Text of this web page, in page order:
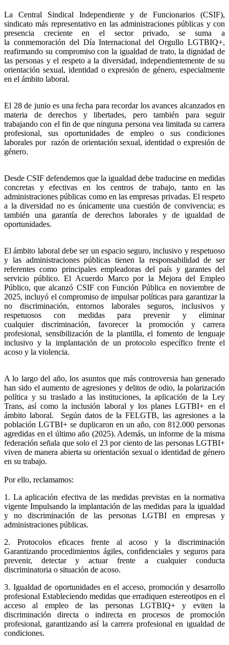
La Central Sindical Independiente y de Funcionarios (CSIF),
sindicato más representativo en las administraciones públicas y con
presencia creciente en el sector privado, se suma a
la conmemoración del Día Internacional del Orgullo LGTBIQ+,
reafirmando su compromiso con la igualdad de trato, la dignidad de
las personas y el respeto a la diversidad, independientemente de su
orientación sexual, identidad o expresión de género, especialmente
en el ámbito laboral.
El 28 de junio es una fecha para recordar los avances alcanzados en
materia de derechos y libertades, pero también para seguir
trabajando con el fin de que ninguna persona vea limitada su carrera
profesional, sus oportunidades de empleo o sus condiciones
laborales por razón de orientación sexual, identidad o expresión de
género.
Desde CSIF defendemos que la igualdad debe traducirse en medidas
concretas y efectivas en los centros de trabajo, tanto en las
administraciones públicas como en las empresas privadas. El respeto
a la diversidad no es únicamente una cuestión de convivencia; es
también una garantía de derechos laborales y de igualdad de
oportunidades.
El ámbito laboral debe ser un espacio seguro, inclusivo y respetuoso
y las administraciones públicas tienen la responsabilidad de ser
referentes como principales empleadoras del país y garantes del
servicio público. El Acuerdo Marco por la Mejora del Empleo
Público, que alcanzó CSIF con Función Pública en noviembre de
2025, incluyó el compromiso de impulsar políticas para garantizar la
no discriminación, entornos laborales seguros, inclusivos y
respetuosos con medidas para prevenir y eliminar
cualquier discriminación, favorecer la promoción y carrera
profesional, sensibilización de la plantilla, el fomento de lenguaje
inclusivo y la implantación de un protocolo específico frente el
acoso y la violencia.
A lo largo del año, los asuntos que más controversia han generado
han sido el aumento de agresiones y delitos de odio, la polarización
política y su traslado a las instituciones, la aplicación de la Ley
Trans, así como la inclusión laboral y los planes LGTBI+ en el
ámbito laboral. Según datos de la FELGTB, las agresiones a la
población LGTBI+ se duplicaron en un año, con 812.000 personas
agredidas en el último año (2025). Además, un informe de la misma
federación señala que solo el 23 por ciento de las personas LGTBI+
viven de manera abierta su orientación sexual o identidad de género
en su trabajo.
Por ello, reclamamos:
1. La aplicación efectiva de las medidas previstas en la normativa
vigente Impulsando la implantación de las medidas para la igualdad
y no discriminación de las personas LGTBI en empresas y
administraciones públicas.
2. Protocolos eficaces frente al acoso y la discriminación
Garantizando procedimientos ágiles, confidenciales y seguros para
prevenir, detectar y actuar frente a cualquier conducta
discriminatoria o situación de acoso.
3. Igualdad de oportunidades en el acceso, promoción y desarrollo
profesional Estableciendo medidas que erradiquen estereotipos en el
acceso al empleo de las personas LGTBIQ+ y eviten la
discriminación directa o indirecta en procesos de promoción
profesional, garantizando así la carrera profesional en igualdad de
condiciones.